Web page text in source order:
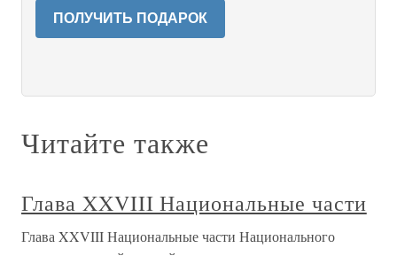
ПОЛУЧИТЬ ПОДАРОК
Читайте также
Глава XXVIII Национальные части
Глава XXVIII Национальные части Национального